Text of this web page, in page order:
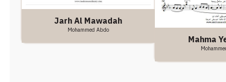
Jarh Al Mawadah
Mohammed Abdo
Mahma